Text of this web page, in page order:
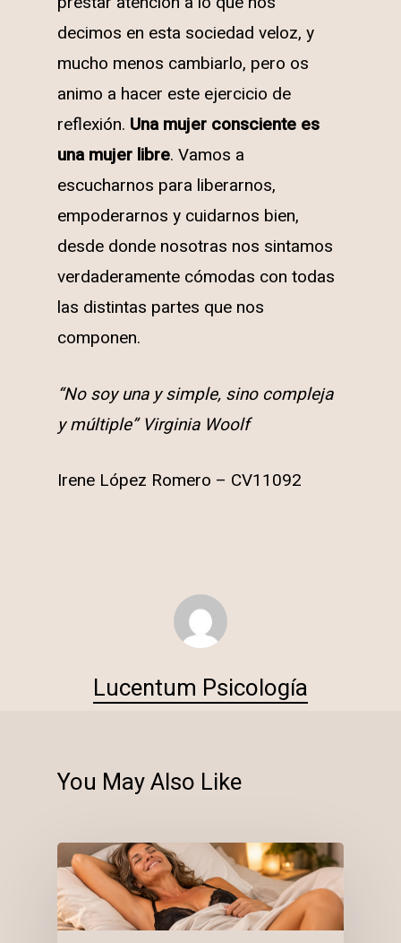
decimos en esta sociedad veloz, y
mucho menos cambiarlo, pero os
animo a hacer este ejercicio de
reflexión. Una mujer consciente es
una mujer libre. Vamos a
escucharnos para liberarnos,
empoderarnos y cuidarnos bien,
desde donde nosotras nos sintamos
verdaderamente cómodas con todas
las distintas partes que nos
componen.
“No soy una y simple, sino compleja
y múltiple” Virginia Woolf
Irene López Romero – CV11092
Lucentum Psicología
You May Also Like